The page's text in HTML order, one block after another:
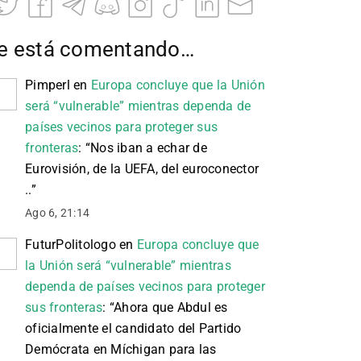
está comentando…
Pimperl en Europa concluye que la Unión
será “vulnerable” mientras dependa de
países vecinos para proteger sus
fronteras: “Nos iban a echar de
Eurovisión, de la UEFA, del euroconector
..”
Ago 6, 21:14
FuturPolitologoen Europa concluye que
la Unión será “vulnerable” mientras
dependa de países vecinos para proteger
sus fronteras: “Ahora que Abdul es
oficialmente el candidato del Partido
Demócrata en Míchigan para las